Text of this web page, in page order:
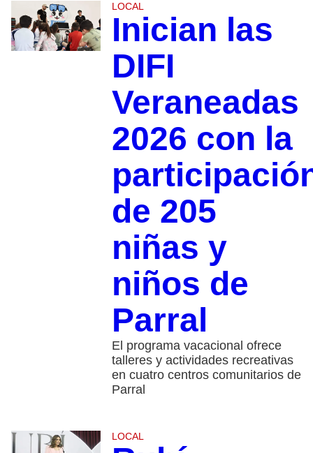
LOCAL
Inician las
DIFI
Veraneadas
2026 con la
de 205
niñas y
niños de
Parral
El programa vacacional ofrece
talleres y actividades recreativas
en cuatro centros comunitarios de
Parral
LOCAL